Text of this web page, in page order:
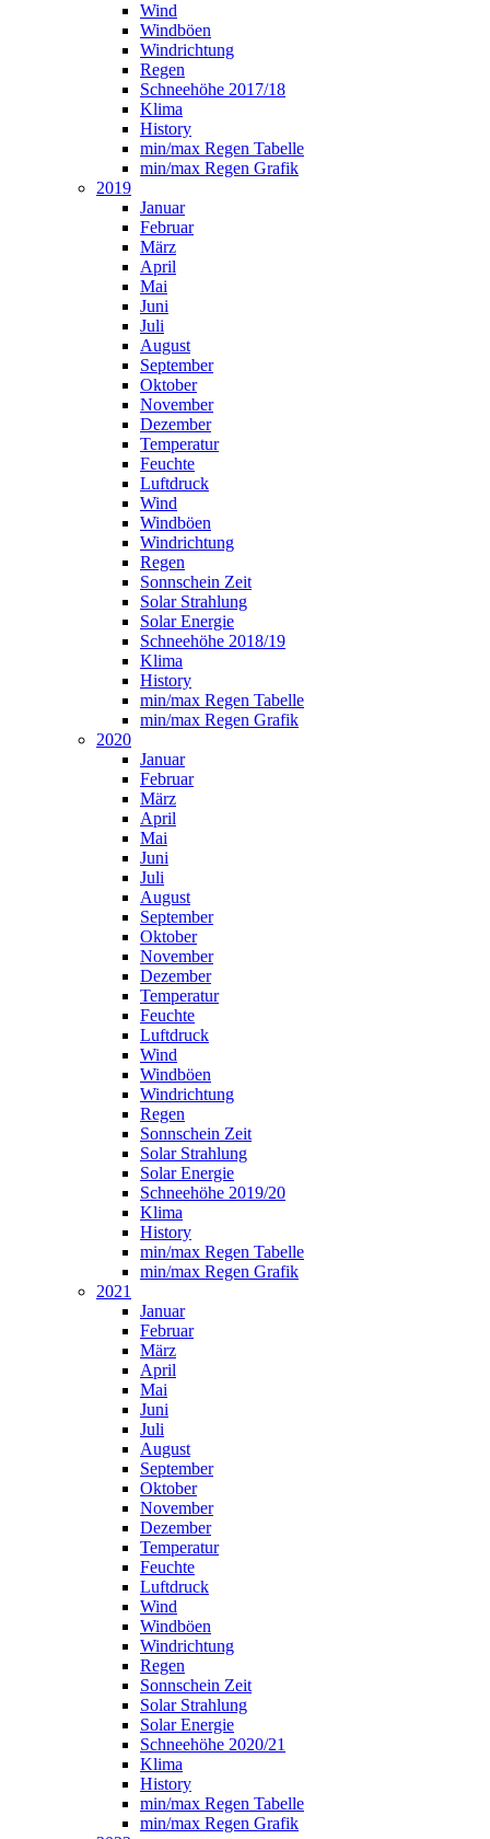
Wind
Windböen
Windrichtung
Regen
Schneehöhe 2017/18
Klima
History
min/max Regen Tabelle
min/max Regen Grafik
2019
Januar
Februar
März
April
Mai
Juni
Juli
August
September
Oktober
November
Dezember
Temperatur
Feuchte
Luftdruck
Wind
Windböen
Windrichtung
Regen
Sonnschein Zeit
Solar Strahlung
Solar Energie
Schneehöhe 2018/19
Klima
History
min/max Regen Tabelle
min/max Regen Grafik
2020
Januar
Februar
März
April
Mai
Juni
Juli
August
September
Oktober
November
Dezember
Temperatur
Feuchte
Luftdruck
Wind
Windböen
Windrichtung
Regen
Sonnschein Zeit
Solar Strahlung
Solar Energie
Schneehöhe 2019/20
Klima
History
min/max Regen Tabelle
min/max Regen Grafik
2021
Januar
Februar
März
April
Mai
Juni
Juli
August
September
Oktober
November
Dezember
Temperatur
Feuchte
Luftdruck
Wind
Windböen
Windrichtung
Regen
Sonnschein Zeit
Solar Strahlung
Solar Energie
Schneehöhe 2020/21
Klima
History
min/max Regen Tabelle
min/max Regen Grafik